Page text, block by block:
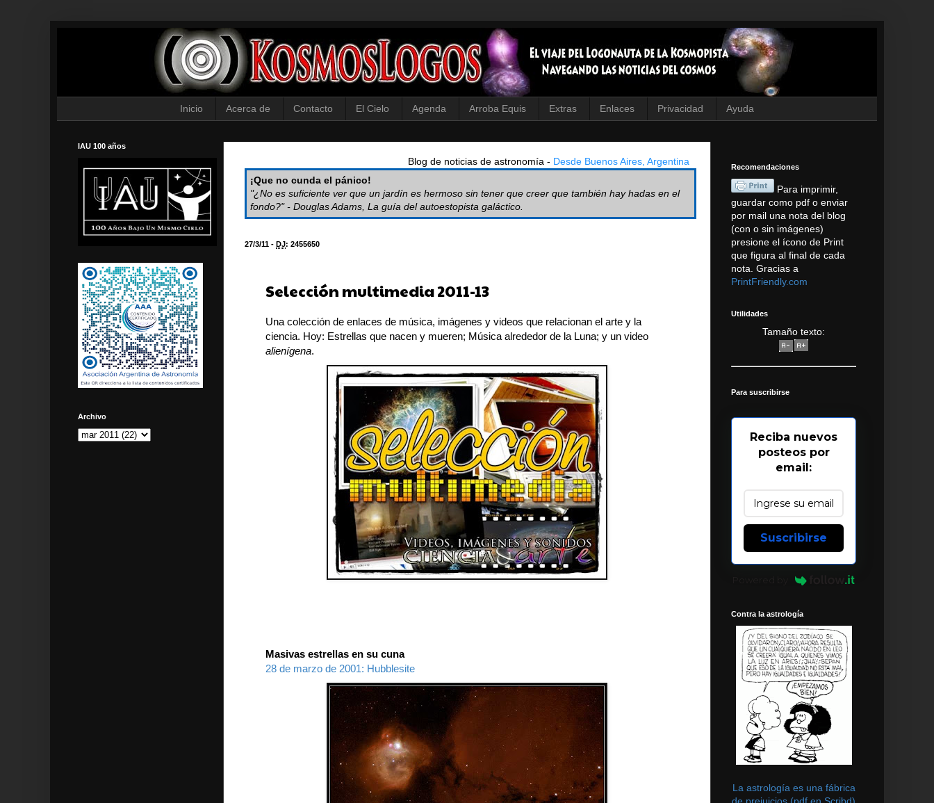
Inicio Acerca de Contacto El Cielo Agenda Arroba Equis Extras Enlaces Privacidad Ayuda
Blog de noticias de astronomía - Desde Buenos Aires, Argentina
¡Que no cunda el pánico!
"¿No es suficiente ver que un jardín es hermoso sin tener que creer que también hay hadas en el
fondo?" - Douglas Adams, La guía del autoestopista galáctico.
27/3/11 - DJ: 2455650
Selección multimedia 2011-13
Una colección de enlaces de música, imágenes y videos que relacionan el arte y la
ciencia. Hoy: Estrellas que nacen y mueren; Música alrededor de la Luna; y un video
alienígena.
Masivas estrellas en su cuna
28 de marzo de 2001: Hubblesite
IAU 100 años
Archivo
Recomendaciones
Para imprimir,
guardar como pdf o enviar
por mail una nota del blog
(con o sin imágenes)
presione el ícono de Print
que figura al final de cada
nota. Gracias a
PrintFriendly.com
Utilidades
Tamaño texto:
Para suscribirse
Reciba nuevos
posteos por
email:
Suscribirse
Contra la astrología
La astrología es una fábrica
de prejuicios (pdf en Scribd)